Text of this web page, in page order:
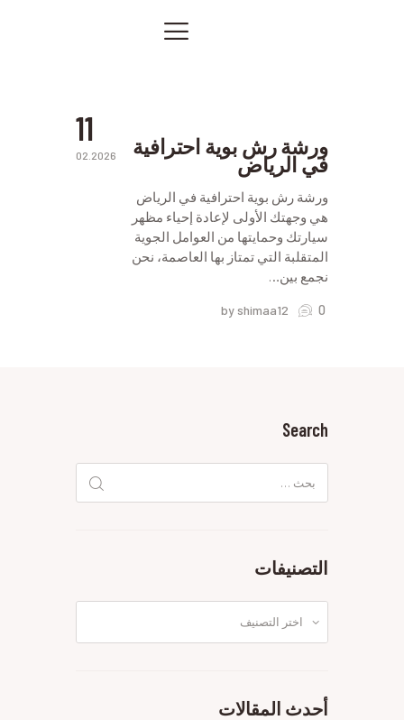
صور من أعمالنا
اتصل بنا
المقالات
PRIVACY POLICY
11
02.2026 ورشة رش بوية احترافية
في الرياض
ورشة رش بوية احترافية في الرياض
هي وجهتك الأولى لإعادة إحياء مظهر
سيارتك وحمايتها من العوامل الجوية
المتقلبة التي تمتاز بها العاصمة، نحن
نجمع بين…
by shimaa12 0
Search
عن:
التصنيفات
أحدث المقالات